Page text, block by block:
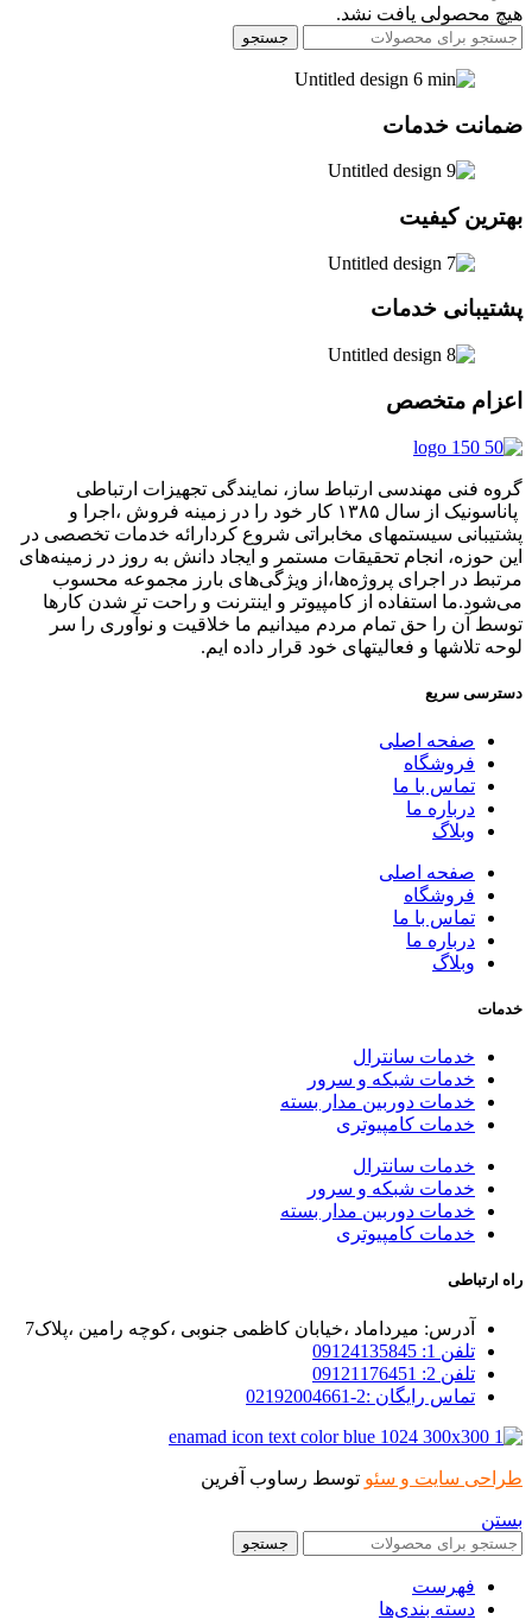
هیچ محصولی یافت نشد.
جستجو
ضمانت خدمات
بهترین کیفیت
پشتیبانی خدمات
اعزام متخصص
گروه فنی مهندسی ارتباط ساز، نمایندگی تجهیزات ارتباطی
پاناسونیک از سال ۱۳۸۵ کار خود را در زمینه فروش ،اجرا و
پشتیبانی سیستمهای مخابراتی شروع کردارائه خدمات تخصصی در
این حوزه، انجام تحقیقات مستمر و ایجاد دانش به‌ روز در زمینه‌های
مرتبط در اجرای پروژه‌ها،از ویژگی‌های بارز مجموعه محسوب
می‌شود.ما استفاده از کامپیوتر و اینترنت و راحت تر شدن کارها
توسط آن را حق تمام مردم میدانیم ما خلاقیت و نوآوری را سر
لوحه تلاشها و فعالیتهای خود قرار داده ایم.
دسترسی سریع
صفحه اصلی
فروشگاه
تماس با ما
درباره ما
وبلاگ
صفحه اصلی
فروشگاه
تماس با ما
درباره ما
وبلاگ
خدمات
خدمات سانترال
خدمات شبکه و سرور
خدمات دوربین مدار بسته
خدمات کامپیوتری
خدمات سانترال
خدمات شبکه و سرور
خدمات دوربین مدار بسته
خدمات کامپیوتری
راه ارتباطی
آدرس: میرداماد ،خیابان کاظمی جنوبی ،کوچه رامین ،پلاک7
تلفن 1: 09124135845
تلفن 2: 09121176451
تماس رایگان :2-02192004661
طراحی سایت و سئو توسط رساوب آفرین
بستن
جستجو
فهرست
دسته بندی‌ها